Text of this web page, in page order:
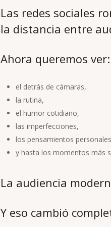
Las redes sociales
la distancia entre
Ahora queremos ver:
el detrás de cámaras,
la rutina,
el humor cotidiano,
las imperfecciones,
los pensamientos
y hasta los momentos más
La audiencia
Y eso cambió